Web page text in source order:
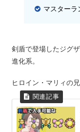
マスターラ
剣盾で登場したジグ
進化系。
ヒロイン・マリィの